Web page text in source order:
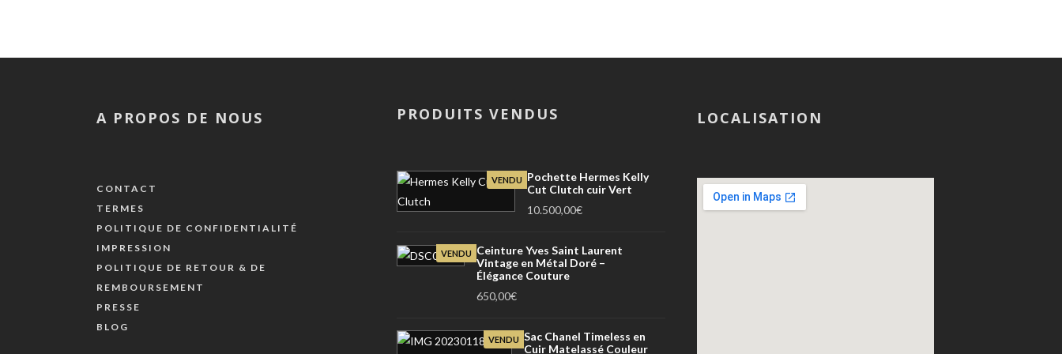
A PROPOS DE NOUS
CONTACT
TERMES
POLITIQUE DE CONFIDENTIALITÉ
IMPRESSION
POLITIQUE DE RETOUR & DE
REMBOURSEMENT
PRESSE
BLOG
PRODUITS VENDUS
VENDU
Pochette Hermes Kelly
Cut Clutch cuir Vert
10.500,00€
VENDU
Ceinture Yves Saint Laurent
Vintage en Métal Doré –
Élégance Couture
650,00€
VENDU Sac Chanel Timeless en
Cuir Matelassé Couleur
LOCALISATION